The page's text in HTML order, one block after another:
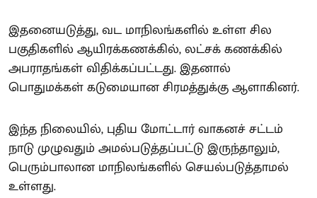
இதனையடுத்து, வட மாநிலங்களில் உள்ள சில
பகுதிகளில் ஆயிரக்கணக்கில், லட்சக் கணக்கில்
அபராதங்கள் விதிக்கப்பட்டது. இதனால்
பொதுமக்கள் கடுமையான சிரமத்துக்கு ஆளாகினர்.
இந்த நிலையில், புதிய மோட்டார் வாகனச் சட்டம்
நாடு முழுவதும் அமல்படுத்தப்பட்டு இருந்தாலும்,
பெரும்பாலான மாநிலங்களில் செயல்படுத்தாமல்
உள்ளது.